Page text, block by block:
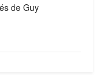
de Guy